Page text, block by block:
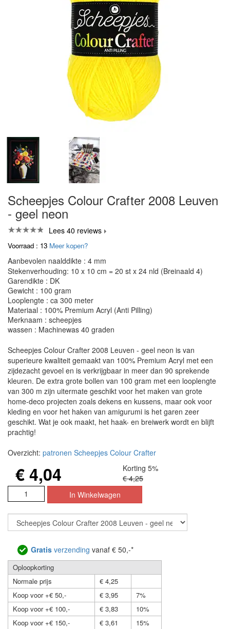
Scheepjes Colour Crafter 2008 Leuven
- geel neon
Lees 40 reviews
Voorraad : 13 Meer kopen?
Aanbevolen naalddikte : 4 mm
Stekenverhouding: 10 x 10 cm = 20 st x 24 nld (Breinaald 4)
Garendikte : DK
Gewicht : 100 gram
Looplengte : ca 300 meter
Materiaal : 100% Premium Acryl (Anti Pilling)
Merknaam : scheepjes
wassen : Machinewas 40 graden
Scheepjes Colour Crafter 2008 Leuven - geel neon is van
superieure kwaliteit gemaakt van 100% Premium Acryl met een
zijdezacht gevoel en is verkrijgbaar in meer dan 90 sprekende
kleuren. De extra grote bollen van 100 gram met een looplengte
van 300 m zijn uitermate geschikt voor het maken van grote
home-deco projecten zoals dekens en kussens, maar ook voor
kleding en voor het haken van amigurumi is het garen zeer
geschikt. Wat je ook maakt, het haak- en breiwerk wordt en blijft
prachtig!
Overzicht: patronen Scheepjes Colour Crafter
€ 4,04
Korting 5%
€ 4,25
Gratis verzending vanaf € 50,-*
Oploopkorting
Normale prijs
€ 4,25
Koop voor +€ 50,-
€ 3,95
7%
Koop voor +€ 100,-
€ 3,83
10%
Koop voor +€ 150,-
€ 3,61 15%